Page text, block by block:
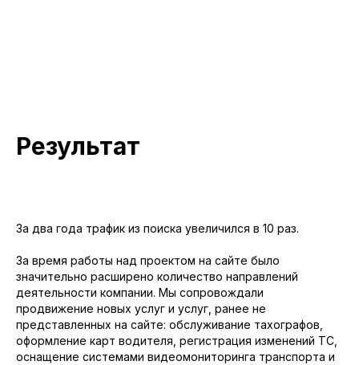
Результат
За два года трафик из поиска увеличился в 10 раз.
За время работы над проектом на сайте было
значительно расширено количество направлений
деятельности компании. Мы сопровождали
продвижение новых услуг и услуг, ранее не
представленных на сайте: обслуживание тахографов,
оформление карт водителя, регистрация изменений ТС,
оснащение системами видеомониторинга транспорта и